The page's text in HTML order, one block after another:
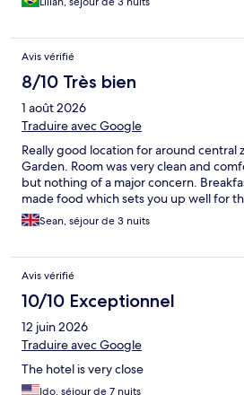
Avis vérifié
8/10 Très bien
1 août 2026
Traduire avec Google
Really good location for around central
Garden. Room was very clean and
but nothing of a major concern.
made food which sets you up well for
Sean, séjour de 3 nuits
Avis vérifié
10/10 Exceptionnel
12 juin 2026
Traduire avec Google
The hotel is very close
Ido, séjour de 7 nuits